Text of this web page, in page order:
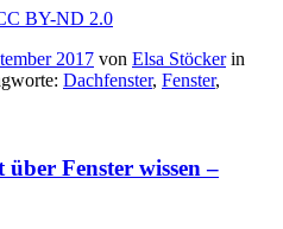
BY-ND 2.0
2017 von Elsa Stöckerin
Dachfenster, Fenster,
Fenster wissen –